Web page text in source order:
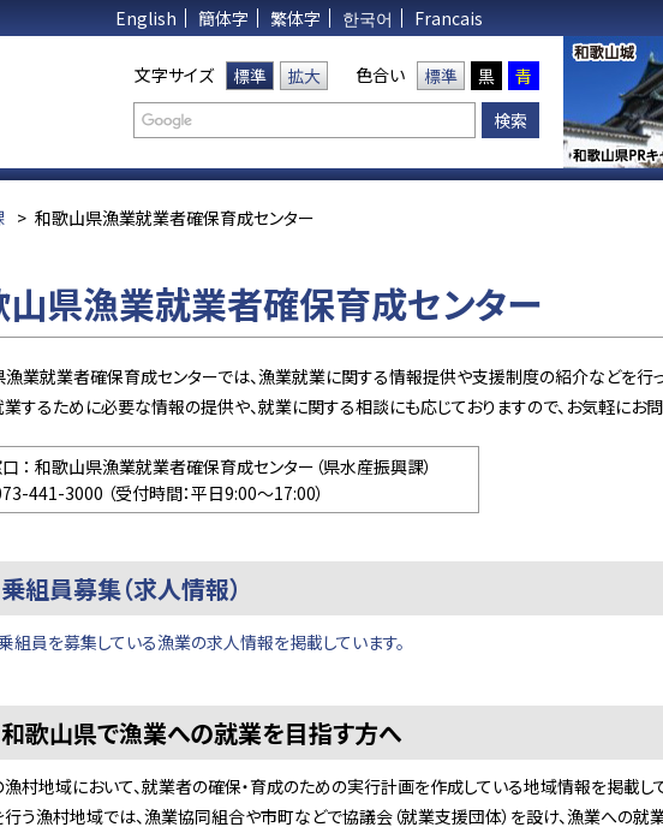
English 簡体字 繁体字 한국어 Francais
文字サイズ 標準 拡大 色合い 標準 黒 青
> 和歌山県漁業就業者確保育成センター
県漁業就業者確保育成センター
業就業者確保育成センターでは、漁業就業に関する情報提供や支援制度の紹介などを行っ
するために必要な情報の提供や、就業に関する相談にも応じておりますので、お気軽にお問
： 和歌山県漁業就業者確保育成センター（県水産振興課）
441-3000 （受付時間：平日9:00～17:00）
乗組員募集（求人情報）
組員を募集している漁業の求人情報を掲載しています。
歌山県で漁業への就業を目指す方へ
村地域において、就業者の確保・育成のための実行計画を作成している地域情報を掲載して
う漁村地域では、漁業協同組合や市町などで協議会（就業支援団体）を設け、漁業への就